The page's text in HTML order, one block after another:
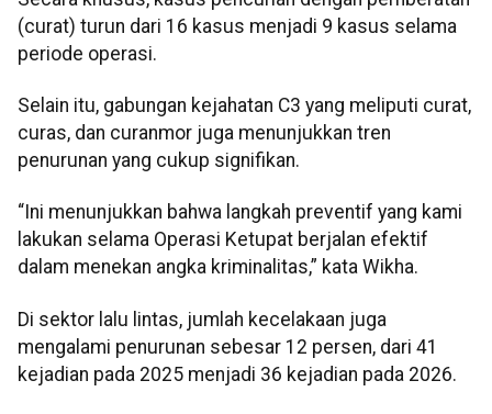
(curat) turun dari 16 kasus menjadi 9 kasus selama
periode operasi.
Selain itu, gabungan kejahatan C3 yang meliputi curat,
curas, dan curanmor juga menunjukkan tren
penurunan yang cukup signifikan.
“Ini menunjukkan bahwa langkah preventif yang kami
lakukan selama Operasi Ketupat berjalan efektif
dalam menekan angka kriminalitas,” kata Wikha.
Di sektor lalu lintas, jumlah kecelakaan juga
mengalami penurunan sebesar 12 persen, dari 41
kejadian pada 2025 menjadi 36 kejadian pada 2026.